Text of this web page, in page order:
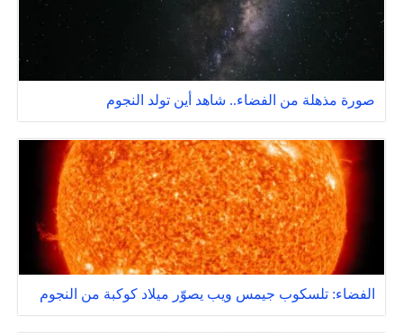
صورة مذهلة من الفضاء.. شاهد أين تولد النجوم
الفضاء: تلسكوب جيمس ويب يصوّر ميلاد كوكبة من النجوم